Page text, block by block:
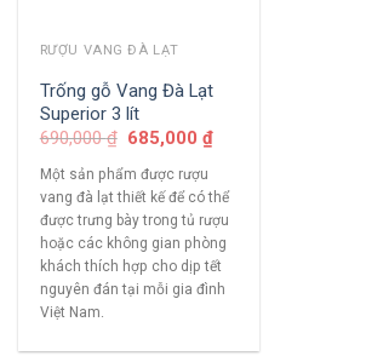
RƯỢU VANG ĐÀ LẠT
Trống gỗ Vang Đà Lạt
Superior 3 lít
690,000₫ 685,000₫
Một sản phẩm được rượu
vang đà lạt thiết kế để có thể
được trưng bày trong tủ rượu
hoặc các không gian phòng
khách thích hợp cho dịp tết
nguyên đán tại mỗi gia đình
Việt Nam.